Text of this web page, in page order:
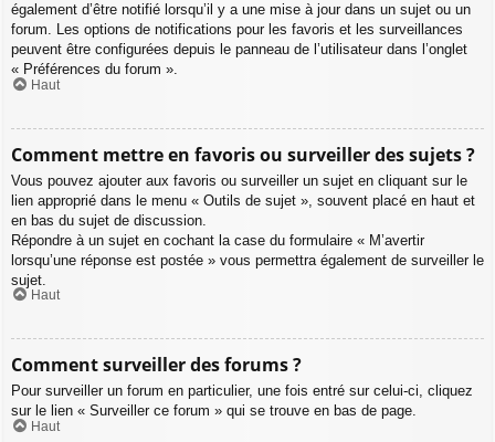
également d’être notifié lorsqu’il y a une mise à jour dans un sujet ou un
forum. Les options de notifications pour les favoris et les surveillances
peuvent être configurées depuis le panneau de l’utilisateur dans l’onglet
« Préférences du forum ».
Haut
Comment mettre en favoris ou surveiller des sujets ?
Vous pouvez ajouter aux favoris ou surveiller un sujet en cliquant sur le
lien approprié dans le menu « Outils de sujet », souvent placé en haut et
en bas du sujet de discussion.
Répondre à un sujet en cochant la case du formulaire « M’avertir
lorsqu’une réponse est postée » vous permettra également de surveiller le
sujet.
Haut
Comment surveiller des forums ?
Pour surveiller un forum en particulier, une fois entré sur celui-ci, cliquez
sur le lien « Surveiller ce forum » qui se trouve en bas de page.
Haut